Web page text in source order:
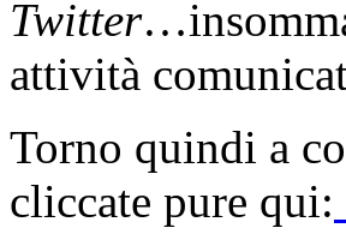
Twitter
attività
Torno quindi a
cliccate pure qui: